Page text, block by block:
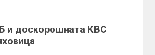
и доскорошната КBC